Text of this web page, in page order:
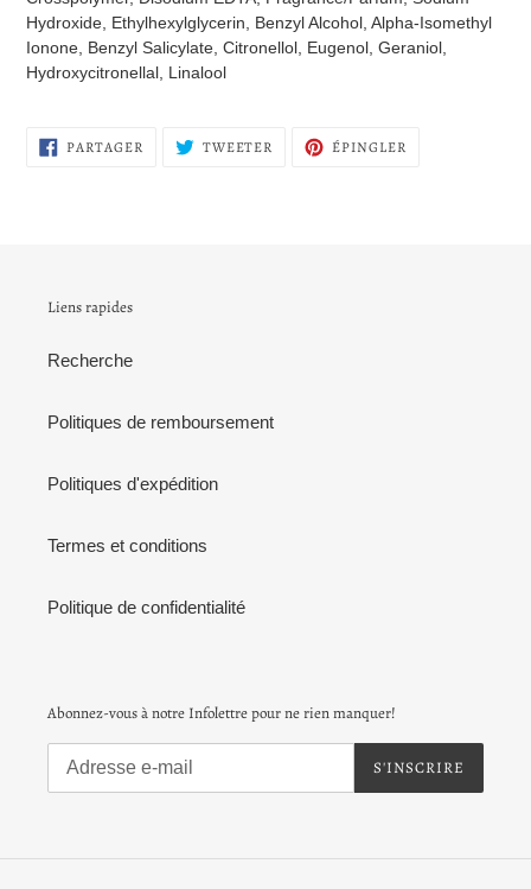
Hydroxide, Ethylhexylglycerin, Benzyl Alcohol, Alpha-Isomethyl
Ionone, Benzyl Salicylate, Citronellol, Eugenol, Geraniol,
Hydroxycitronellal, Linalool
PARTAGER PARTAGER
SUR
TWEETER TWEETERÉPINGLER
Liens rapides
Recherche
Politiques de remboursement
Politiques d'expédition
Termes et conditions
Politique de confidentialité
Abonnez-vous à notre Infolettre pour ne rien manquer!
S'INSCRIRE